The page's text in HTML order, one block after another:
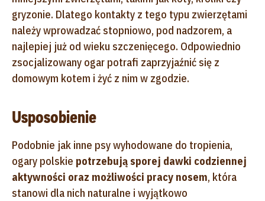
gryzonie. Dlatego kontakty z tego typu zwierzętami
należy wprowadzać stopniowo, pod nadzorem, a
najlepiej już od wieku szczenięcego. Odpowiednio
zsocjalizowany ogar potrafi zaprzyjaźnić się z
domowym kotem i żyć z nim w zgodzie.
Usposobienie
Podobnie jak inne psy wyhodowane do tropienia,
ogary polskie potrzebują sporej dawki codziennej
aktywności oraz możliwości pracy nosem, która
stanowi dla nich naturalne i wyjątkowo